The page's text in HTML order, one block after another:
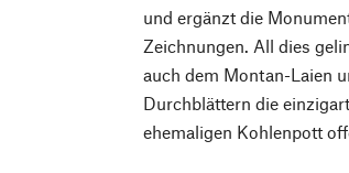
und ergänzt die
Zeichnungen. All dies
auch dem Montan-Laien
Durchblättern die
ehemaligen Kohlenpott